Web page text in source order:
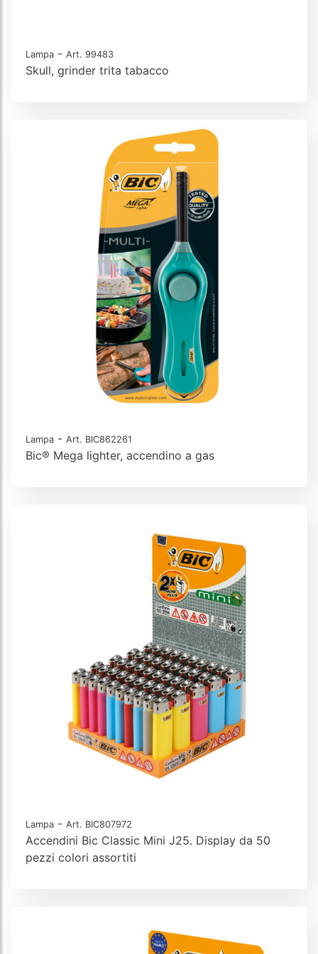
Lampa - Art. 99483
Skull, grinder trita tabacco
Lampa - Art. BIC862261
Bic® Mega lighter, accendino a gas
Lampa - Art. BIC807972
Accendini Bic Classic Mini J25. Display da 50
pezzi colori assortiti